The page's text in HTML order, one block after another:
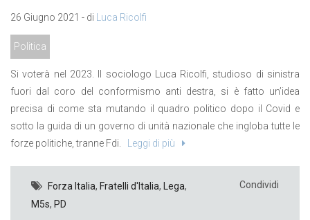
26 Giugno 2021 - di Luca Ricolfi
Politica
Si voterà nel 2023. Il sociologo Luca Ricolfi, studioso di sinistra
fuori dal coro del conformismo anti destra, si è fatto un’idea
precisa di come sta mutando il quadro politico dopo il Covid e
sotto la guida di un governo di unità nazionale che ingloba tutte le
forze politiche, tranne Fdi.
Leggi di più
Forza Italia, Fratelli d'Italia, Lega,
M5s, PD
Condividi